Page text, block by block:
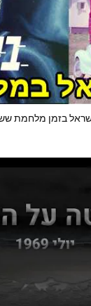
בזמן מלחמת ששת